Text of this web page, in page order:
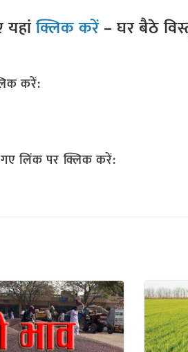
यहांक्लिक करें– घर बैठे
करें:
लिंक पर क्लिक करें: